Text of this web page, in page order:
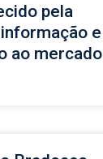
pela
e
ao mercado